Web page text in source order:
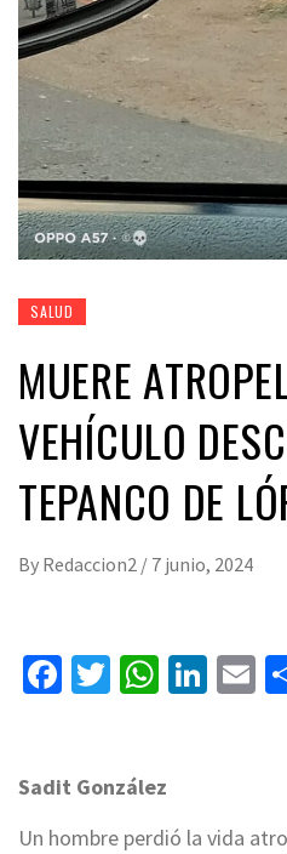
SALUD
MUERE
VEHÍCULO
TEPANCO DE
By Redaccion2 / 7 junio, 2024
Facebook
Twitter
Sadit González
Un hombre perdió la vida